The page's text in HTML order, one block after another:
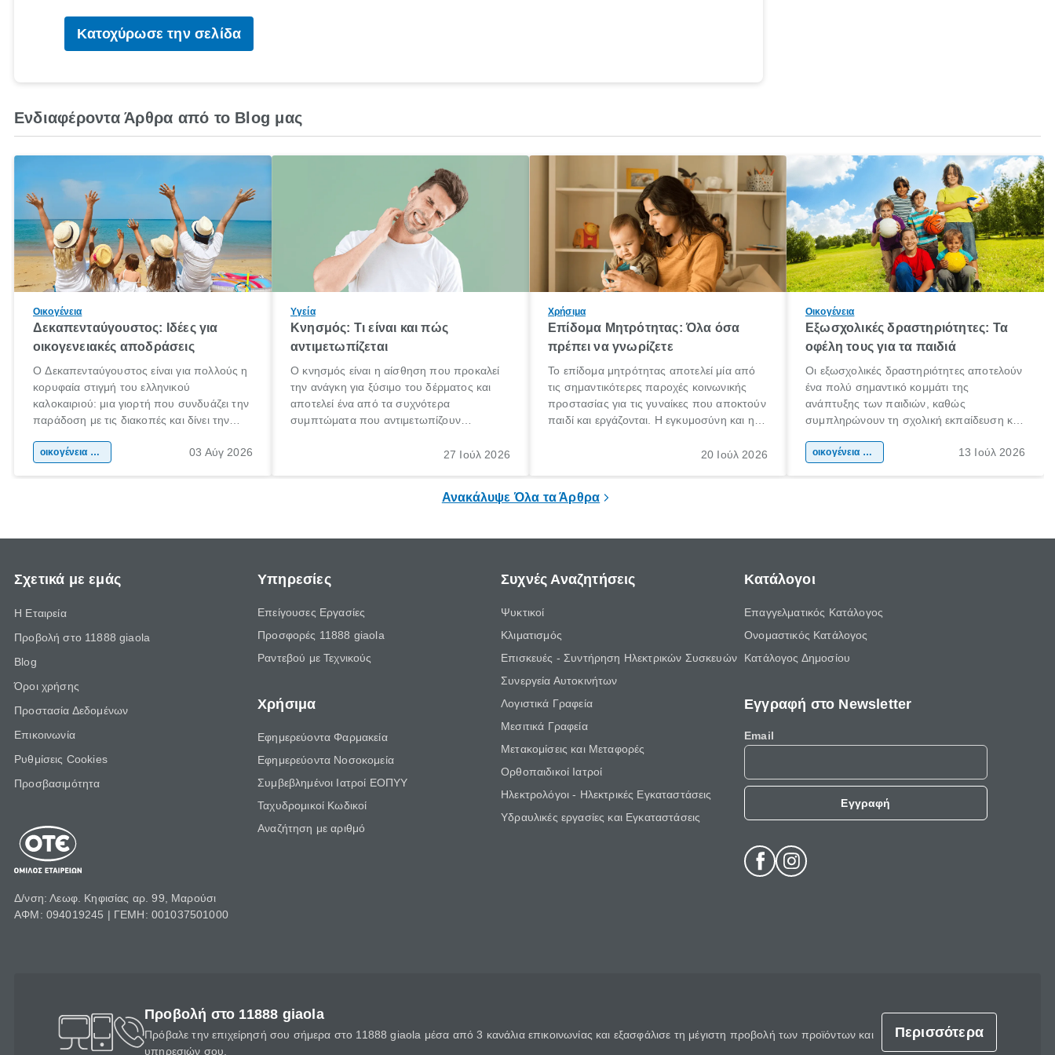
Κατοχύρωσε την σελίδα
Ενδιαφέροντα Άρθρα από το Blog μας
Οικογένεια
Δεκαπενταύγουστος: Ιδέες για
οικογενειακές αποδράσεις
Ο Δεκαπενταύγουστος είναι για πολλούς η
κορυφαία στιγμή του ελληνικού
καλοκαιριού: μια γιορτή που συνδυάζει την
παράδοση με τις διακοπές και δίνει την
χώρας. Είτε πρόκειται για λίγες μέρες
οικογένεια & παιδί 03 Αύγ 2026
Υγεία
Κνησμός: Τι είναι και πώς
αντιμετωπίζεται
Ο κνησμός είναι η αίσθηση που προκαλεί
την ανάγκη για ξύσιμο του δέρματος και
αποτελεί ένα από τα συχνότερα
συμπτώματα που αντιμετωπίζουν
πληροφορίες για το «κνησμός τι είναι»,
27 Ιούλ 2026
Χρήσιμα
Επίδομα Μητρότητας: Όλα όσα
πρέπει να γνωρίζετε
Το επίδομα μητρότητας αποτελεί μία από
τις σημαντικότερες παροχές κοινωνικής
προστασίας για τις γυναίκες που αποκτούν
παιδί και εργάζονται. Η εγκυμοσύνη και η
σημαντική περίοδος στη ζωή κάθε20 Ιούλ 2026
Οικογένεια
Εξωσχολικές δραστηριότητες: Τα
οφέλη τους για τα παιδιά
Οι εξωσχολικές δραστηριότητες αποτελούν
ένα πολύ σημαντικό κομμάτι της
ανάπτυξης των παιδιών, καθώς
συμπληρώνουν τη σχολική εκπαίδευση και
της προσωπικότητας, της κοινωνικότητας
οικογένεια & παιδί 13 Ιούλ 2026
Ανακάλυψε Όλα τα Άρθρα
Σχετικά με εμάς
Η Εταιρεία
Προβολή στο 11888 giaola
Blog
Όροι χρήσης
Προστασία Δεδομένων
Επικοινωνία
Ρυθμίσεις Cookies
Προσβασιμότητα
Δ/νση: Λεωφ. Κηφισίας αρ. 99, Μαρούσι
ΑΦΜ: 094019245 | ΓΕΜΗ: 001037501000
Υπηρεσίες
Επείγουσες Εργασίες
Προσφορές 11888 giaola
Ραντεβού με Τεχνικούς
Χρήσιμα
Εφημερεύοντα Φαρμακεία
Εφημερεύοντα Νοσοκομεία
Συμβεβλημένοι Ιατροί ΕΟΠΥΥ
Ταχυδρομικοί Κωδικοί
Αναζήτηση με αριθμό
Συχνές Αναζητήσεις
Ψυκτικοί
Κλιματισμός
Επισκευές - Συντήρηση Ηλεκτρικών Συσκευών
Συνεργεία Αυτοκινήτων
Λογιστικά Γραφεία
Μεσιτικά Γραφεία
Μετακομίσεις και Μεταφορές
Ορθοπαιδικοί Ιατροί
Ηλεκτρολόγοι - Ηλεκτρικές Εγκαταστάσεις
Υδραυλικές εργασίες και Εγκαταστάσεις
Κατάλογοι
Επαγγελματικός Κατάλογος
Ονομαστικός Κατάλογος
Κατάλογος Δημοσίου
Εγγραφή στο Newsletter
Email
Εγγραφή
Προβολή στο 11888 giaola
Πρόβαλε την επιχείρησή σου σήμερα στο 11888 giaola μέσα από 3 κανάλια επικοινωνίας και εξασφάλισε τη μέγιστη προβολή των προϊόντων και
υπηρεσιών σου.
Περισσότερα